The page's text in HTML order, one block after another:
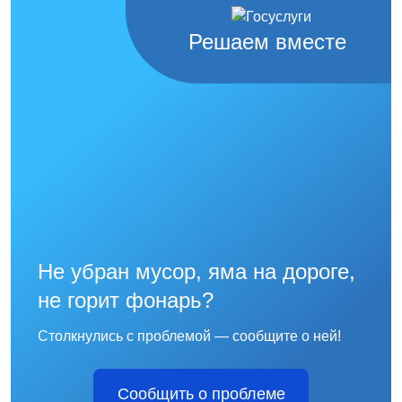
Решаем вместе
Не убран мусор, яма на дороге,
не горит фонарь?
Столкнулись с проблемой — сообщите о ней!
Сообщить о проблеме